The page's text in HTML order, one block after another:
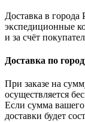
Доставка в города
экспедиционные
и за счёт
Доставка по
При заказе на
осуществляется
Если сумма вашего
доставки будет